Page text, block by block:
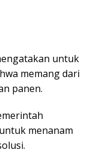
untuk
memang dari
panen.
menanam